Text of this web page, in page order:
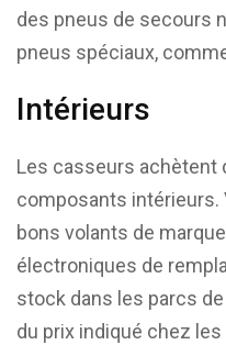
des pneus de secours
pneus spéciaux,
Intérieurs
Les casseurs achètent
composants intérieurs.
bons volants de
électroniques de
stock dans les parcs
du prix indiqué chez